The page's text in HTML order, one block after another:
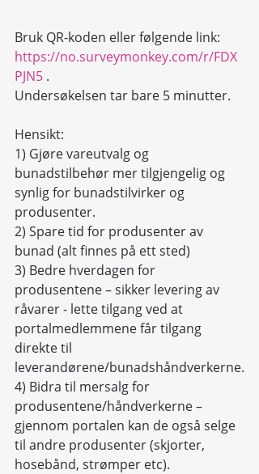
Bruk QR-koden eller følgende link:
https://no.surveymonkey.com/r/FDX
PJN5 .
Undersøkelsen tar bare 5 minutter.
Hensikt:
1) Gjøre vareutvalg og
bunadstilbehør mer tilgjengelig og
synlig for bunadstilvirker og
produsenter.
2) Spare tid for produsenter av
bunad (alt finnes på ett sted)
3) Bedre hverdagen for
produsentene – sikker levering av
råvarer - lette tilgang ved at
portalmedlemmene får tilgang
direkte til
leverandørene/bunadshåndverkerne.
4) Bidra til mersalg for
produsentene/håndverkerne –
gjennom portalen kan de også selge
til andre produsenter (skjorter,
hosebånd, strømper etc).